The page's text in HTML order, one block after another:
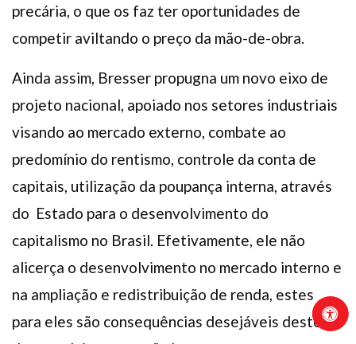
precária, o que os faz ter oportunidades de
competir aviltando o preço da mão-de-obra.
Ainda assim, Bresser propugna um novo eixo de
projeto nacional, apoiado nos setores industriais
visando ao mercado externo, combate ao
predomínio do rentismo, controle da conta de
capitais, utilização da poupança interna, através
do Estado para o desenvolvimento do
capitalismo no Brasil. Efetivamente, ele não
alicerça o desenvolvimento no mercado interno e
na ampliação e redistribuição de renda, estes
para eles são consequências desejáveis deste